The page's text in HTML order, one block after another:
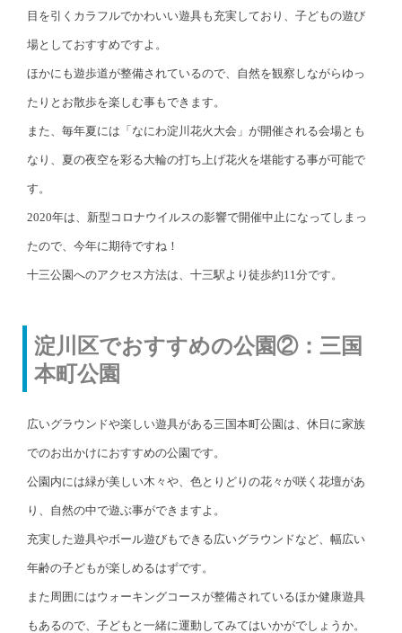
目を引くカラフルでかわいい遊具も充実しており、子どもの遊び
場としておすすめですよ。
ほかにも遊歩道が整備されているので、自然を観察しながらゆっ
たりとお散歩を楽しむ事もできます。
また、毎年夏には「なにわ淀川花火大会」が開催される会場とも
なり、夏の夜空を彩る大輪の打ち上げ花火を堪能する事が可能で
す。
2020年は、新型コロナウイルスの影響で開催中止になってしまっ
たので、今年に期待ですね！
十三公園へのアクセス方法は、十三駅より徒歩約11分です。
淀川区でおすすめの公園②：三国
本町公園
広いグラウンドや楽しい遊具がある三国本町公園は、休日に家族
でのお出かけにおすすめの公園です。
公園内には緑が美しい木々や、色とりどりの花々が咲く花壇があ
り、自然の中で遊ぶ事ができますよ。
充実した遊具やボール遊びもできる広いグラウンドなど、幅広い
年齢の子どもが楽しめるはずです。
また周囲にはウォーキングコースが整備されているほか健康遊具
もあるので、子どもと一緒に運動してみてはいかがでしょうか。